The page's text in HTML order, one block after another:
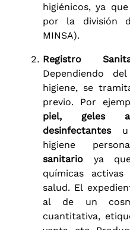
higiénicos, ya
por la división
MINSA).
Registro
Dependiendo
higiene, se
previo. Por
piel, geles
desinfectantesu
higiene
sanitario ya que
químicas
salud. El
al de un
cuantitativa,